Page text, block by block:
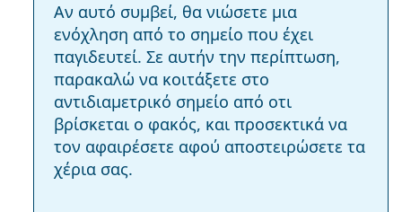
Αν αυτό συμβεί, θα νιώσετε μια
ενόχληση από το σημείο που έχει
παγιδευτεί. Σε αυτήν την περίπτωση,
παρακαλώ να κοιτάξετε στο
αντιδιαμετρικό σημείο από οτι
βρίσκεται ο φακός, και προσεκτικά να
τον αφαιρέσετε αφού αποστειρώσετε τα
χέρια σας.